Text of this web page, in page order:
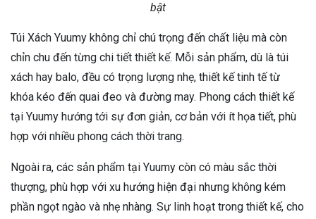
bật
Túi Xách Yuumy không chỉ chú trọng đến chất liệu mà còn
chỉn chu đến từng chi tiết thiết kế. Mỗi sản phẩm, dù là túi
xách hay balo, đều có trọng lượng nhẹ, thiết kế tinh tế từ
khóa kéo đến quai đeo và đường may. Phong cách thiết kế
tại Yuumy hướng tới sự đơn giản, cơ bản với ít họa tiết, phù
hợp với nhiều phong cách thời trang.
Ngoài ra, các sản phẩm tại Yuumy còn có màu sắc thời
thượng, phù hợp với xu hướng hiện đại nhưng không kém
phần ngọt ngào và nhẹ nhàng. Sự linh hoạt trong thiết kế, cho